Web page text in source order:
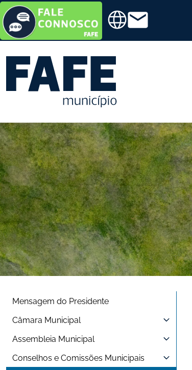
Mensagem do Presidente
Câmara Municipal
Assembleia Municipal
Conselhos e Comissões Municipais